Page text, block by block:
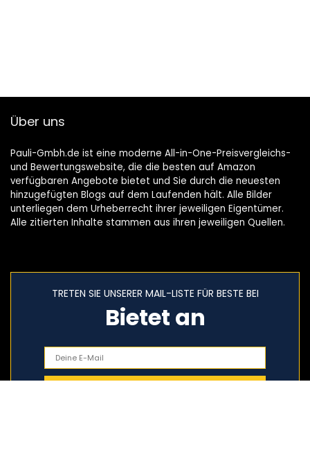
Über uns
Pauli-Gmbh.de ist eine moderne All-in-One-Preisvergleichs-
und Bewertungswebsite, die die besten auf Amazon
verfügbaren Angebote bietet und Sie durch die neuesten
hinzugefügten Blogs auf dem Laufenden hält. Alle Bilder
unterliegen dem Urheberrecht ihrer jeweiligen Eigentümer.
Alle zitierten Inhalte stammen aus ihren jeweiligen Quellen.
TRETEN SIE UNSERER MAIL-LISTE FÜR BESTE BEI
Bietet an